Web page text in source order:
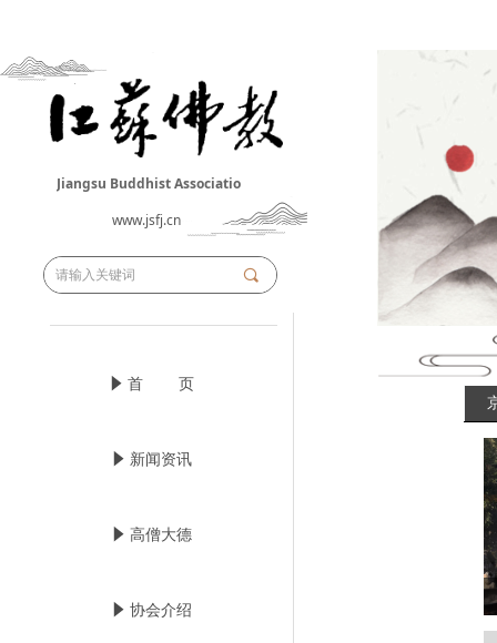
념 首 页
념 新闻资讯
념 高僧大德
념 协会介绍
www.jsfj.cn
Jiangsu Buddhist Associatio
끠